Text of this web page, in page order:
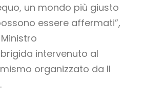
un mondo più giusto
essere affermati”,
intervenuto al
organizzato da Il